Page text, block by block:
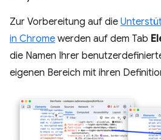
Zur Vorbereitung auf die
in Chrome werden auf dem Tab
die Namen Ihrer
eigenen Bereich mit ihren